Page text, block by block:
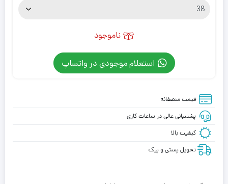
ناموجود
استعلام موجودی در واتساپ
قیمت منصفانه
پشتیبانی عالی در ساعات کاری
کیفیت بالا
تحویل پستی و پیک